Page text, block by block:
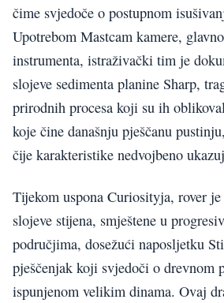
čime svjedoče o postupnom
Upotrebom Mastcam kamere,
instrumenta, istraživački tim je
slojeve sedimenta planine Sharp,
prirodnih procesa koji su ih
koje čine današnju pješčanu pustinju,
čije karakteristike nedvojbeno
Tijekom uspona Curiosityja, rover je
slojeve stijena, smještene u
područjima, dosežući naposljetku
pješčenjak koji svjedoči o drevnom
ispunjenom velikim dinama. Ovaj